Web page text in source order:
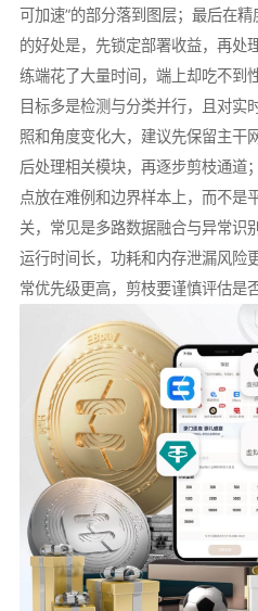
可加速”的部分落到图层；最后在
的好处是，先锁定部署收益，再处
练端花了大量时间，端上却吃不到
目标多是检测与分类并行，且对实
照和角度变化大，建议先保留主干
后处理相关模块，再逐步剪枝通道
点放在难例和边界样本上，而不是
关，常见是多路数据融合与异常识
运行时间长，功耗和内存泄漏风险
常优先级更高，剪枝要谨慎评估是